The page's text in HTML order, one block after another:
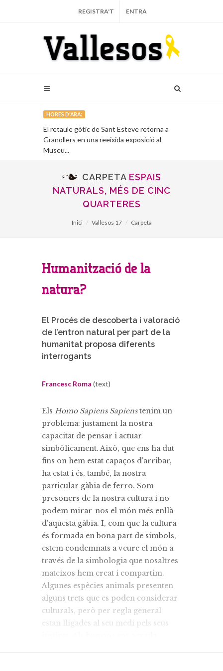
REGISTRA'T ENTRA
HORES D'ARA:
El retaule gòtic de Sant Esteve retorna a
Granollers en una reeixida exposició al
Museu...
CARPETA ESPAIS
NATURALS, MÉS DE CINC
QUARTERES
Inici Vallesos 17 Carpeta
Humanització de la
natura?
El Procés de descoberta i valoració
de l’entron natural per part de la
humanitat proposa diferents
interrogants
Francesc Roma (text)
Els Homo Sapiens Sapienstenim un
problema: justament la nostra
capacitat de pensar i actuar
simbòlicament. Això, que ens ha dut
fins on hem estat capaços d'arribar,
ha estat i és, també, la nostra
particular gàbia de ferro. Som
presoners de la nostra cultura i no
podem mirar-nos el món més enllà
d'aquesta gàbia. I, com que la cultura
és formada en bona part de símbols,
estem condemnats a veure el món a
través de la simbologia que nosaltres
mateixos hem creat i compartim.
Algunes espècies animals presenten
alguns trets que es poden considerar
culturals, però per regla general
estan lligades al seu medi pels seus